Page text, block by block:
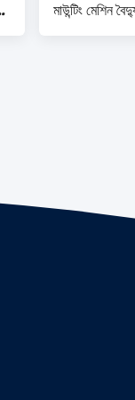
মাউন্টিং
12-16-24-